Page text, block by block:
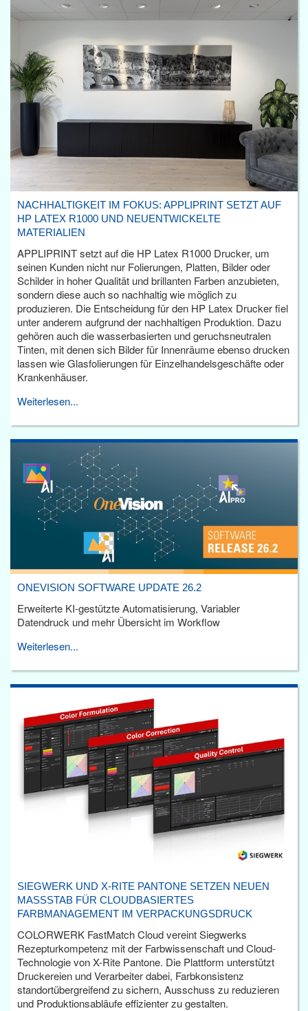
NACHHALTIGKEIT IM FOKUS: APPLIPRINT SETZT AUF
HP LATEX R1000 UND NEUENTWICKELTE
MATERIALIEN
APPLIPRINT setzt auf die HP Latex R1000 Drucker, um
seinen Kunden nicht nur Folierungen, Platten, Bilder oder
Schilder in hoher Qualität und brillanten Farben anzubieten,
sondern diese auch so nachhaltig wie möglich zu
produzieren. Die Entscheidung für den HP Latex Drucker fiel
unter anderem aufgrund der nachhaltigen Produktion. Dazu
gehören auch die wasserbasierten und geruchsneutralen
Tinten, mit denen sich Bilder für Innenräume ebenso drucken
lassen wie Glasfolierungen für Einzelhandelsgeschäfte oder
Krankenhäuser.
Weiterlesen...
ONEVISION SOFTWARE UPDATE 26.2
Erweiterte KI-gestützte Automatisierung, Variabler
Datendruck und mehr Übersicht im Workflow
Weiterlesen...
SIEGWERK UND X-RITE PANTONE SETZEN NEUEN
MASSSTAB FÜR CLOUDBASIERTES F
ARBMANAGEMENT IM VERPACKUNGSDRUCK
COLORWERK FastMatch Cloud vereint Siegwerks
Rezepturkompetenz mit der Farbwissenschaft und Cloud-
Technologie von X-Rite Pantone. Die Plattform unterstützt
Druckereien und Verarbeiter dabei, Farbkonsistenz
standortübergreifend zu sichern, Ausschuss zu reduzieren
und Produktionsabläufe effizienter zu gestalten.